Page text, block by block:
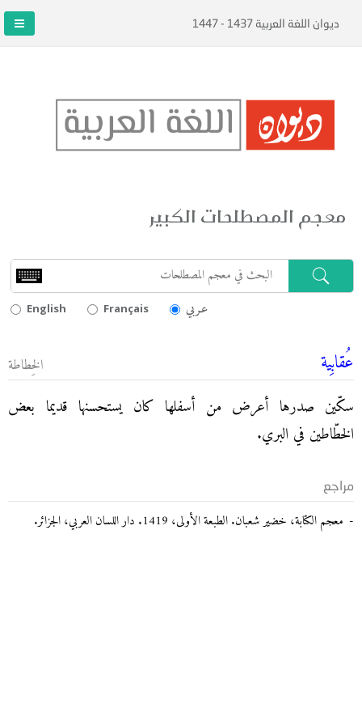
ديوان اللغة العربية 1437 - 1447
معجم المصطلحات الكبير
English Français عـربي
عُقابِية الخِطاطة
سكّين صدرها أعرض من أسفلها كان يستحسنها قديما بعض
الخطّاطين في البري.
مراجع
معجم الكتابة، خضير شعبان. الطبعة الأولى، 1419. دار اللسان العربي، الجزائر.